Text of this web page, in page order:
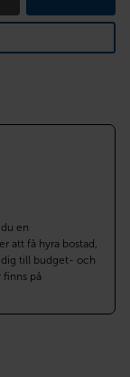
en
att få hyra bostad,
dig till budget- och
på